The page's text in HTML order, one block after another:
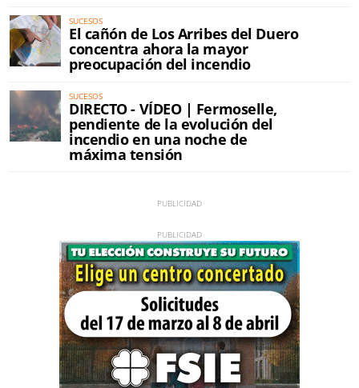
SUCESOS
El cañón de Los Arribes del Duero
concentra ahora la mayor
preocupación del incendio
SUCESOS
DIRECTO - VÍDEO | Fermoselle,
pendiente de la evolución del
incendio en una noche de
máxima tensión